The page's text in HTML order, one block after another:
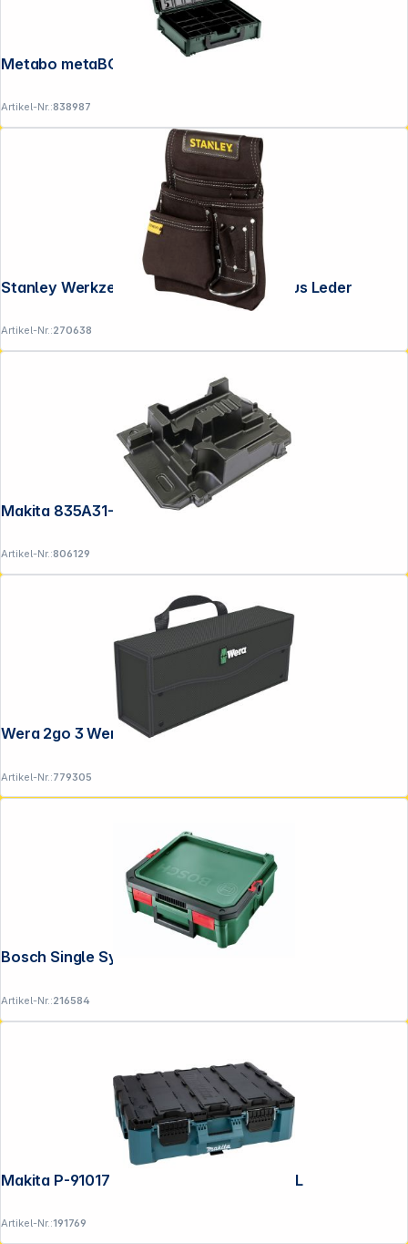
Metabo metaBOX 118 Organizer
Artikel-Nr.:838987
Stanley Werkzeug- u. Hammer- tasche aus Leder
Artikel-Nr.:270638
Makita 835A31-4 Tiefziehteil f. MAKPAC
Artikel-Nr.:806129
Wera 2go 3 Werkzeug-Box
Artikel-Nr.:779305
Artikel-Nr.:216584
Makita P-91017 MAKTRAK Werkzeugbox L
Artikel-Nr.:191769